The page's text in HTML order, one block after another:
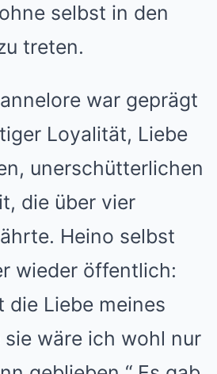
selbst in den
treten.
war geprägt
Loyalität, Liebe
unerschütterlichen
die über vier
Heino selbst
wieder öffentlich:
die Liebe meines
sie wäre ich wohl nur